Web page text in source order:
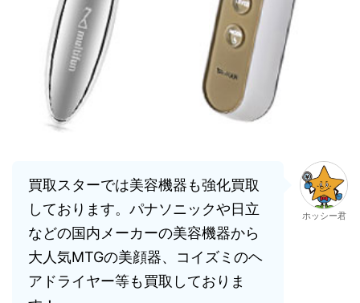
買取スターでは美容機器も強化買取
しております。パナソニックや日立
などの国内メーカーの美容機器から
大人気MTGの美顔器、コイズミのヘ
アドライヤー等も買取しておりま
ホッシー君